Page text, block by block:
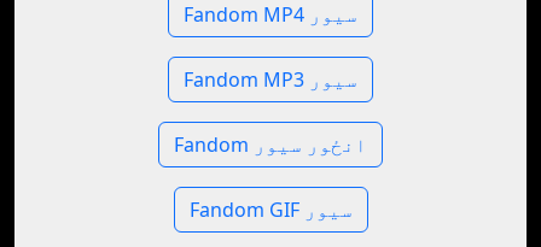
Fandom MP4 سیور
Fandom MP3 سیور
Fandom انځور سیور
Fandom GIF سیور